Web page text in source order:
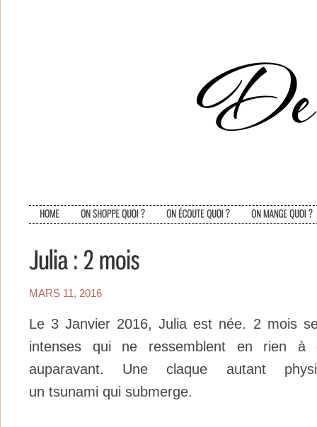
MARS 11, 2016
Le 3 Janvier 2016, Julia est née. 2 mois
intenses qui ne ressemblent en rien à
auparavant. Une claque autant
un tsunami qui submerge.